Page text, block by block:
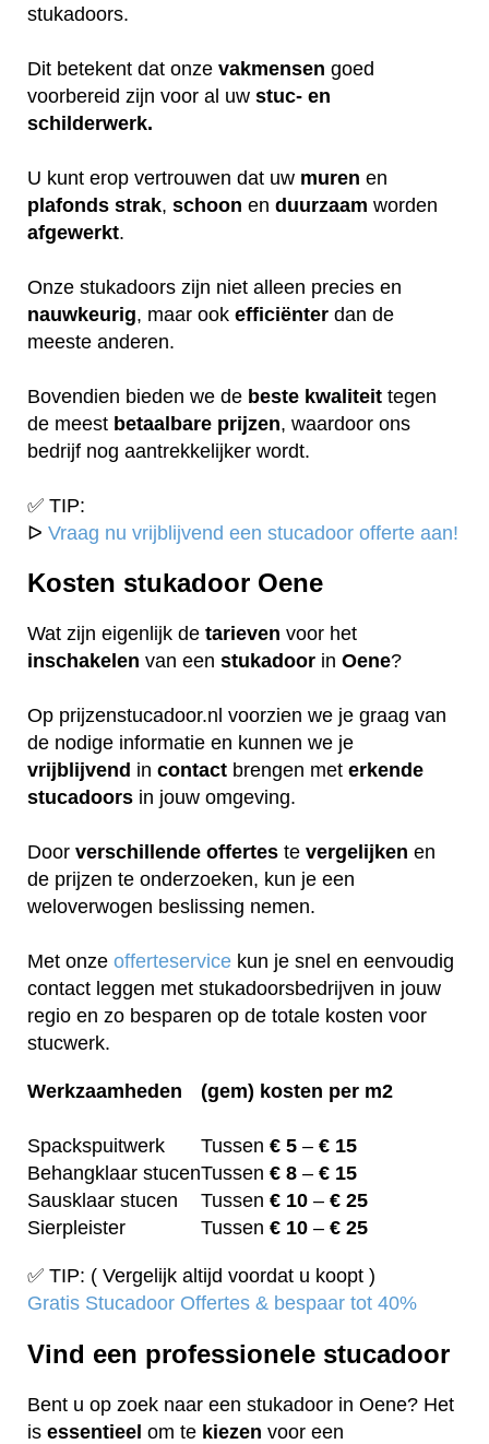
stukadoors.
Dit betekent dat onze vakmensen goed
voorbereid zijn voor al uw stuc- en
schilderwerk.
U kunt erop vertrouwen dat uw muren en
plafonds strak, schoon en duurzaam worden
afgewerkt.
Onze stukadoors zijn niet alleen precies en
nauwkeurig, maar ook efficiënter dan de
meeste anderen.
Bovendien bieden we de beste kwaliteit tegen
de meest betaalbare prijzen, waardoor ons
bedrijf nog aantrekkelijker wordt.
✅ TIP:
ᐅ Vraag nu vrijblijvend een stucadoor offerte aan!
Kosten stukadoor Oene
Wat zijn eigenlijk de tarieven voor het
inschakelen van een stukadoor in Oene?
Op prijzenstucadoor.nl voorzien we je graag van
de nodige informatie en kunnen we je
vrijblijvend in contact brengen met erkende
stucadoors in jouw omgeving.
Door verschillende offertes te vergelijken en
de prijzen te onderzoeken, kun je een
weloverwogen beslissing nemen.
Met onze offerteservice kun je snel en eenvoudig
contact leggen met stukadoorsbedrijven in jouw
regio en zo besparen op de totale kosten voor
stucwerk.
Werkzaamheden (gem) kosten per m2
Spackspuitwerk Tussen € 5 – € 15
Behangklaar stucenTussen € 8 – € 15
Sausklaar stucen
Tussen € 10 – € 25
Sierpleister
Tussen € 10 – € 25
✅ TIP: ( Vergelijk altijd voordat u koopt )
Gratis Stucadoor Offertes & bespaar tot 40%
Vind een professionele stucadoor
Bent u op zoek naar een stukadoor in Oene? Het
is essentieel om te kiezen voor een